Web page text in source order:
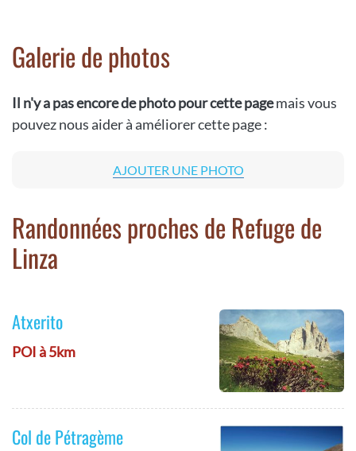
Galerie de photos
Il n'y a pas encore de photo pour cette pagemais vous
pouvez nous aider à améliorer cette page :
AJOUTER UNE PHOTO
Randonnées proches de Refuge de
Linza
Atxerito
POI à 5km
Col de Pétragème